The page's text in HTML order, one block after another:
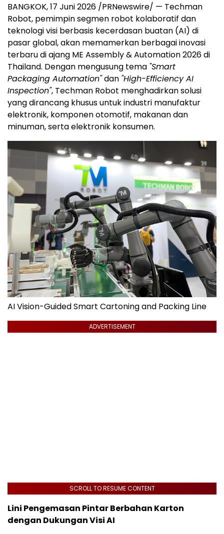
BANGKOK, 17 Juni 2026 /PRNewswire/ — Techman
Robot, pemimpin segmen robot kolaboratif dan
teknologi visi berbasis kecerdasan buatan (AI) di
pasar global, akan memamerkan berbagai inovasi
terbaru di ajang ME Assembly & Automation 2026 di
Thailand. Dengan mengusung tema "Smart
Packaging Automation"dan "High-Efficiency AI
Inspection", Techman Robot menghadirkan solusi
yang dirancang khusus untuk industri manufaktur
elektronik, komponen otomotif, makanan dan
minuman, serta elektronik konsumen.
AI Vision-Guided Smart Cartoning and Packing Line
ADVERTISEMENT
SCROLL TO RESUME CONTENT
Lini Pengemasan Pintar Berbahan Karton
dengan Dukungan Visi AI